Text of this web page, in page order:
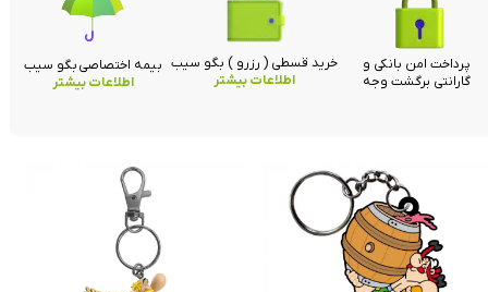
خرید قسطی ( رزرو ) بگو سیب
اطلاعات بیشتر
پرداخت امن بانکی و
گارانتی برگشت وجه
بیمه اختصاصی بگو سیب
اطلاعات بیشتر